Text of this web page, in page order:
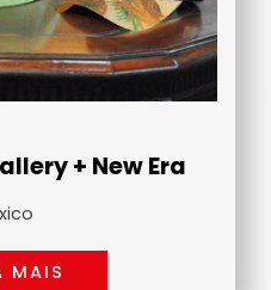
+ New Era
MAIS